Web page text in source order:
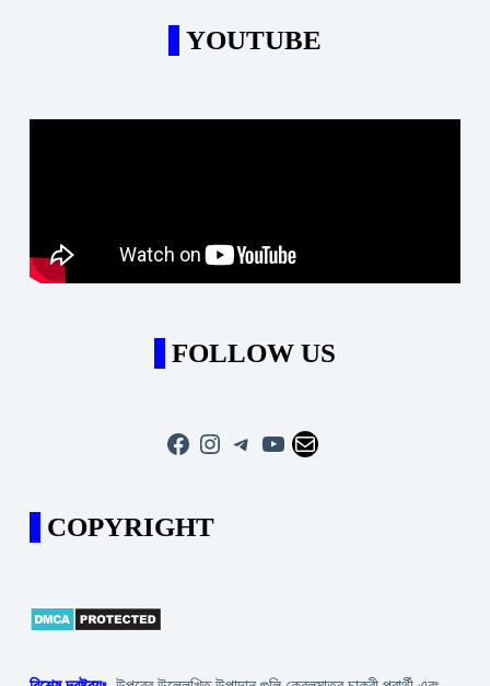
YOUTUBE
FOLLOW US
Facebook
Instagram
Telegram
YouTube
Mail
COPYRIGHT